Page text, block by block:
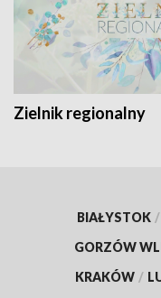
Zielnik regionalny
BIAŁYSTOK /
GORZÓW
KRAKÓW /